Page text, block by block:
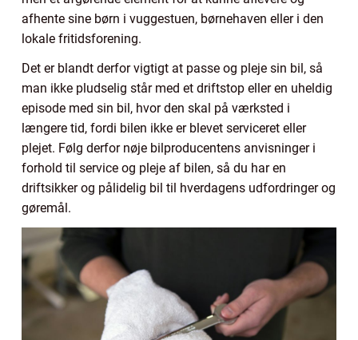
afhente sine børn i vuggestuen, børnehaven eller i den
lokale fritidsforening.
Det er blandt derfor vigtigt at passe og pleje sin bil, så
man ikke pludselig står med et driftstop eller en uheldig
episode med sin bil, hvor den skal på værksted i
længere tid, fordi bilen ikke er blevet serviceret eller
plejet. Følg derfor nøje bilproducentens anvisninger i
forhold til service og pleje af bilen, så du har en
driftsikker og pålidelig bil til hverdagens udfordringer og
gøremål.